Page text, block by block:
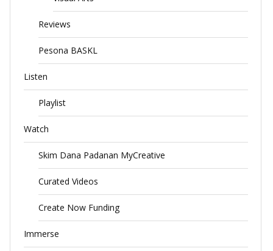
Reviews
Pesona BASKL
Listen
Playlist
Watch
Skim Dana Padanan MyCreative
Curated Videos
Create Now Funding
Immerse